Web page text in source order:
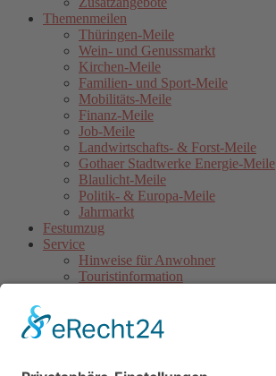
Themenmeilen
Thüringen-Meile
Wein- und Genussmarkt
Kirchen-Meile
Familien- und Sport-Meile
Mobilitäts-Meile
Finanz-Meile
Job-Meile
Landwirtschafts- & Forst-Meile
Gothaer Stadtwerke Energie-Meile
Blaulicht-Meile
Politik- & Europa-Meile
Jahrmarkt
Festumzug
Service
Hinweise für Anwohner
Touristinformation
Veranstaltungsordnung
Kontakt